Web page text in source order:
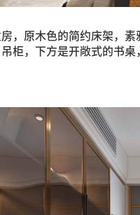
，原木色的简约床架，
柜，下方是开敞式的书